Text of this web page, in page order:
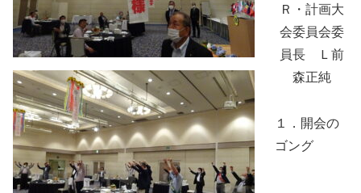
Ｒ・計画大
会委員会委
員長 Ｌ前
森正純
１．開会の
ゴング